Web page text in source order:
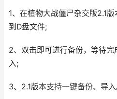
1、在植物大战僵尸杂交版2.1
到D盘文件;
2、双击即可进行备份，等待
入;
3、2.1版本支持一键备份、导入